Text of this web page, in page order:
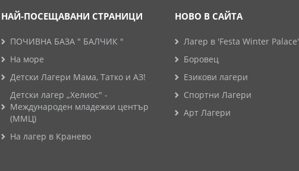
НАЙ-ПОСЕЩАВАНИ СТРАНИЦИ
ПОЧИВНА БАЗА " БАЛЧИК "
На море
Детски Лагери Мама, Татко и АЗ!
Детски лагер „Хелиос" -
Международен младежки център
(ММЦ)
На лагер в Кранево
НОВО В САЙТА
Лагер в 'Festa Winter Palace'
Боровец
Езикови лагери
Спортни Лагери
Арт Лагери